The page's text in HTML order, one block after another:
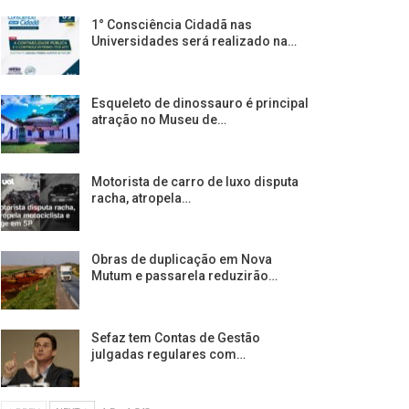
1° Consciência Cidadã nas
Universidades será realizado na…
Esqueleto de dinossauro é principal
atração no Museu de…
Motorista de carro de luxo disputa
racha, atropela…
Obras de duplicação em Nova
Mutum e passarela reduzirão…
Sefaz tem Contas de Gestão
julgadas regulares com…